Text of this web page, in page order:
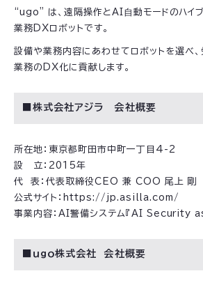
“ugo” は、遠隔操作とAI⾃動モードのハイ
業務DXロボットです。
設備や業務内容にあわせてロボットを選べ
業務のDX化に貢献します。
■株式会社アジラ 会社概要
所在地：東京都町田市中町一丁目4-2
設 立：2015年
代 表：代表取締役CEO 兼 COO 尾上 剛
公式サイト：https://jp.asilla.com/
事業内容：AI警備システム『AI Security
■ｕｇｏ株式会社 会社概要